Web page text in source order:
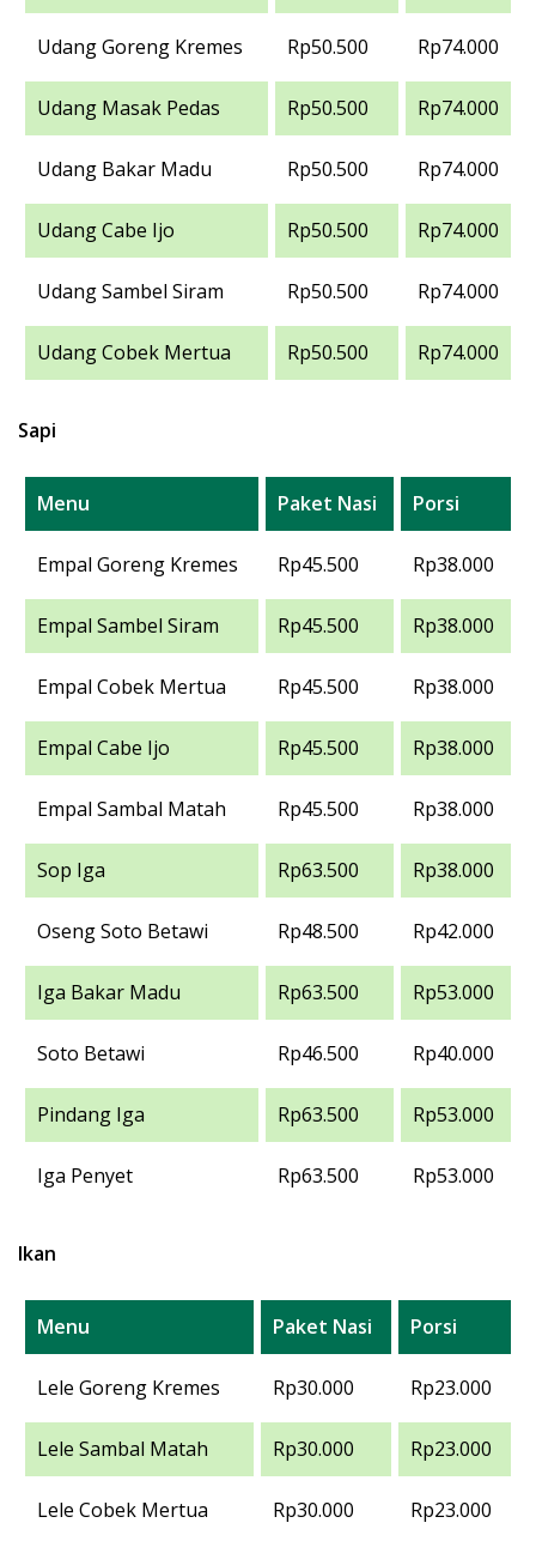
Udang Goreng Kremes Rp50.500 Rp74.000
Udang Masak Pedas Rp50.500 Rp74.000
Udang Bakar Madu Rp50.500 Rp74.000
Udang Cabe Ijo Rp50.500 Rp74.000
Udang Sambel Siram Rp50.500 Rp74.000
Udang Cobek Mertua Rp50.500 Rp74.000
Sapi
Menu Paket Nasi Porsi
Empal Goreng Kremes Rp45.500 Rp38.000
Empal Sambel Siram Rp45.500 Rp38.000
Empal Cobek Mertua Rp45.500 Rp38.000
Empal Cabe Ijo Rp45.500 Rp38.000
Empal Sambal Matah Rp45.500 Rp38.000
Sop Iga Rp63.500 Rp38.000
Oseng Soto Betawi Rp48.500 Rp42.000
Iga Bakar Madu Rp63.500 Rp53.000
Soto Betawi Rp46.500 Rp40.000
Pindang Iga Rp63.500 Rp53.000
Iga Penyet Rp63.500 Rp53.000
Ikan
Menu Paket Nasi Porsi
Lele Goreng Kremes Rp30.000 Rp23.000
Lele Sambal Matah Rp30.000 Rp23.000
Lele Cobek Mertua Rp30.000 Rp23.000